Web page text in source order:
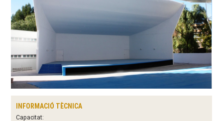
INFORMACIÓ TÈCNICA
Capacitat: